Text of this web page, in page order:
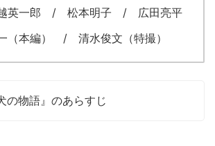
英一郎 / 松本明子 / 広田亮平
（本編） / 清水俊文（特撮）
の物語』のあらすじ